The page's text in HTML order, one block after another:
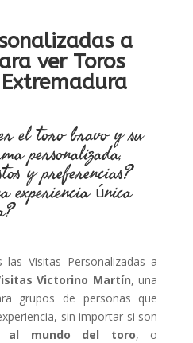
a
ver Toros
el toro bravo y su
personalizada,
y preferencias?
experiencia única
Visitas Personalizadas a
Victorino Martín, una
grupos de personas que
sin importar si son
al mundo del toro, o